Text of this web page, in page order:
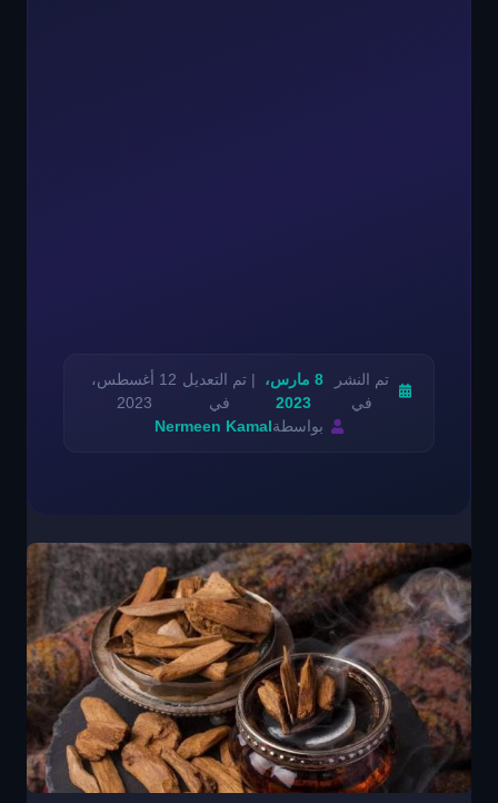
تم النشر
في
8 مارس،
2023
| تم التعديل
في
12 أغسطس،
2023
بواسطة Nermeen Kamal